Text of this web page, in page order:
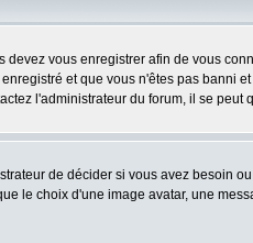
vous enregistrer afin de vous
et que vous n'êtes pas banni
l'administrateur du forum, il se peut
de décider si vous avez besoin
le choix d'une image avatar, une